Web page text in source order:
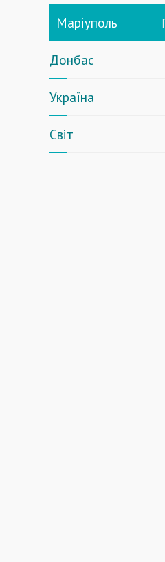
Маріуполь
Донбас
Україна
Світ